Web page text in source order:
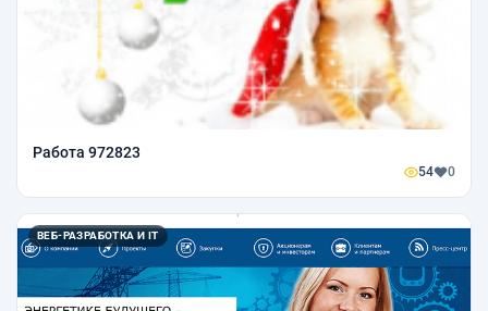
Работа 972823
54 0
ВЕБ-РАЗРАБОТКА И IT